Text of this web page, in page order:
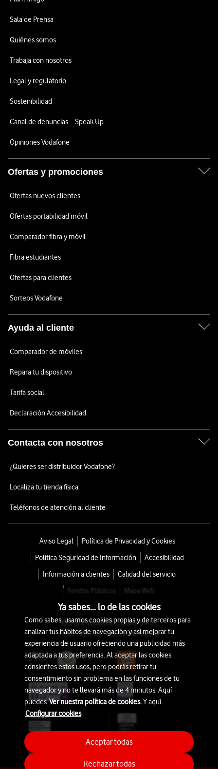
Sala de Prensa
Quiénes somos
Trabaja con nosotros
Legal y regulatorio
Sostenibilidad
Canal de denuncias – Speak Up
Opiniones Vodafone
Ofertas y promociones
Ofertas nuevos clientes
Ofertas portabilidad móvil
Comparador fibra y móvil
Fibra estudiantes
Ofertas para clientes
Sorteos Vodafone
Ayuda al cliente
Comparador de móviles
Repara tu dispositivo
Tarifa social
Declaración Accesibilidad
Contacta con nosotros
¿Quieres ser distribuidor Vodafone?
Localiza tu tienda física
Teléfonos de atención al cliente
Aviso Legal
Política de Privacidad y Cookies
Política Seguridad de Información
Accesibilidad
Información a clientes
Calidad del servicio
Fondos Públicos
Mapa Web
© 2026 Vodafone España S.A.U.
Avda. América 115, 28042 Madrid
Ya sabes... lo de las cookies
Como sabes, usamos cookies propias y de terceros para
analizar tus hábitos de navegación y así mejorar tu
experiencia de usuario ofreciendo una publicidad más
adaptada a tus preferencia. Al aceptar las cookies
consientes estos usos, pero podrás retirar tu
consentimiento sin problema en las funciones de tu
navegador y no te llevará más de 4 minutos. Aquí
puedesVer nuestra política de cookies.Y aquí
Configurar cookies
Rechazar todas
Aceptar todas